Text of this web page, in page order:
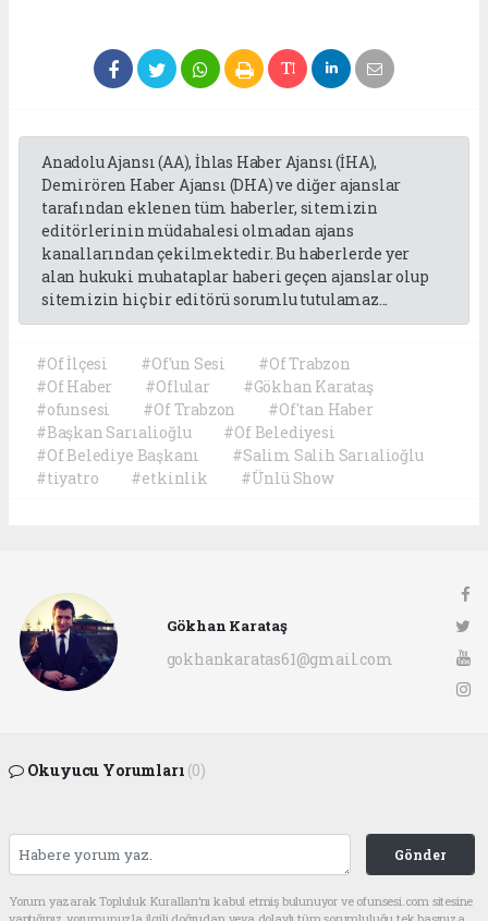
Anadolu Ajansı (AA), İhlas Haber Ajansı (İHA),
Demirören Haber Ajansı (DHA) ve diğer ajanslar
tarafından eklenen tüm haberler, sitemizin
editörlerinin müdahalesi olmadan ajans
kanallarından çekilmektedir. Bu haberlerde yer
alan hukuki muhataplar haberi geçen ajanslar olup
sitemizin hiç bir editörü sorumlu tutulamaz...
#Of İlçesi #Of'un Sesi
#Of Trabzon
#Of Haber
#Oflular
#Gökhan Karataş
#ofunsesi
#Of Trabzon
#Of'tan Haber
#Başkan Sarıalioğlu
#Of Belediyesi
#Of Belediye Başkanı
#Salim Salih Sarıalioğlu
#tiyatro
#etkinlik #Ünlü Show
Gökhan Karataş
gokhankaratas61@gmail.com
Okuyucu Yorumları (0)
Gönder
Yorum yazarak Topluluk Kuralları’nı kabul etmiş bulunuyor ve ofunsesi.com sitesine